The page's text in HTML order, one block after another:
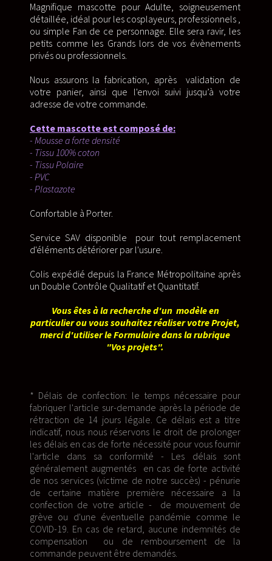
Magnifique mascotte pour Adulte, soigneusement
détaillée, idéal pour les cosplayeurs, professionnels ,
ou simple Fan de ce personnage. Elle sera ravir, les
petits comme les Grands lors de vos évènements
privés ou professionnels.
Nous assurons la fabrication, après validation de
votre panier, ainsi que l'envoi suivi jusqu’à votre
adresse de votre commande.
Cette mascotte est composé de:
- Mousse a forte densité
- Tissu 100% coton
- Tissu Polaire
- PVC
- Plastazote
Confortable à Porter.
Service SAV disponible pour tout remplacement
d'éléments détériorer par l'usure.
Colis expédié depuis la France Métropolitaine après
un Double Contrôle Qualitatif et Quantitatif.
Vous êtes à la recherche d'un modèle en
particulier ou vous souhaitez réaliser votre Projet,
merci d'utiliser le Formulaire dans la rubrique
"Vos projets".
* Délais de confection: le temps nécessaire pour
fabriquer l'article sur-demande après la période de
rétraction de 14 jours légale. Ce délais est a titre
indicatif, nous nous réservons le droit de prolonger
les délais en cas de forte nécessité pour vous fournir
l'article dans sa conformité - Les délais sont
généralement augmentés en cas de forte activité
de nos services (victime de notre succès) - pénurie
de certaine matière première nécessaire a la
confection de votre article - de mouvement de
grève ou d'une éventuelle pandémie comme le
COVID-19. En cas de retard, aucune indemnités de
compensation ou de remboursement de la
commande peuvent être demandés.